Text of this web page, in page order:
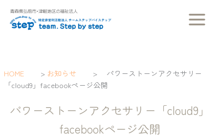
プHOME > お知らせ >
パワーストーンアクセサリー
「cloud9」facebookページ公開
パワーストーンアクセサリー「cloud9」
facebookページ公開